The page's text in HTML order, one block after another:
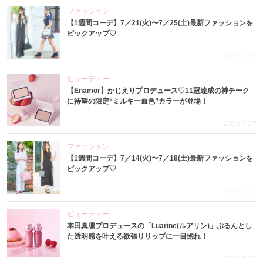
ファッション
【1週間コーデ】7／21(火)〜7／25(土)最新ファッションを
ピックアップ♡
2026.7.29
ビューティー
【Enamor】かじえりプロデュース♡11冠達成の神チーク
に待望の限定“ミルキー血色”カラーが登場！
2026.7.27
ファッション
【1週間コーデ】7／14(火)〜7／18(土)最新ファッションを
ピックアップ♡
2026.7.23
ビューティー
本田真凜プロデュースの「Luarine(ルアリン)」ぷるんとし
た透明感を叶える欲張りリップに一目惚れ！